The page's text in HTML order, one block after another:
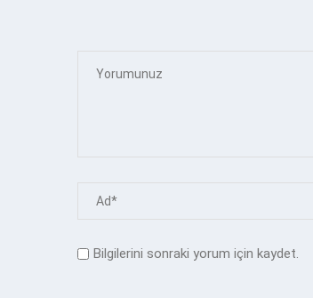
Bilgilerini sonraki yorum için kaydet.